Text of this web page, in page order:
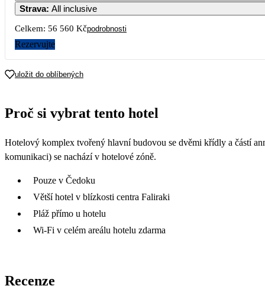
Strava: All inclusive
Celkem: 56 560 Kčpodrobnosti
Rezervujte
uložit do oblíbených
Proč si vybrat tento hotel
Hotelový komplex tvořený hlavní budovou se dvěmi křídly a částí
komunikaci) se nachází v hotelové zóně.
Pouze v Čedoku
Větší hotel v blízkosti centra Faliraki
Pláž přímo u hotelu
Wi-Fi v celém areálu hotelu zdarma
Recenze